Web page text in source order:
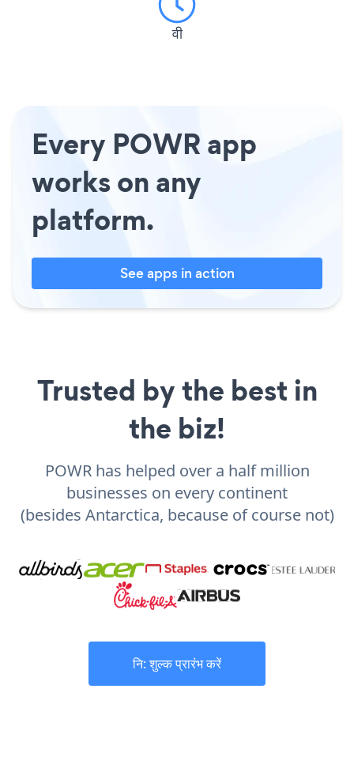
वी
Every POWR app
works on any
platform.
See apps in action
Trusted by the best in
the biz!
POWR has helped over a half million
businesses on every continent
(besides Antarctica, because of course not)
नि: शुल्क प्रारंभ करें